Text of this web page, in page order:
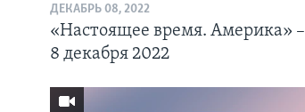
ДЕКАБРЬ 08, 2022
«Настоящее время. Америка» –
8 декабря 2022